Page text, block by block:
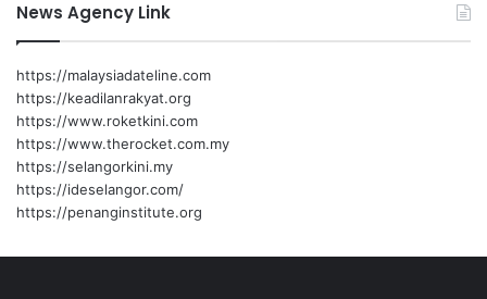
t
J
a
d
i
K
e
u
t
News Agency Link
https://malaysiadateline.com
https://keadilanrakyat.org
https://www.roketkini.com
https://www.therocket.com.my
https://selangorkini.my
https://ideselangor.com/
https://penanginstitute.org